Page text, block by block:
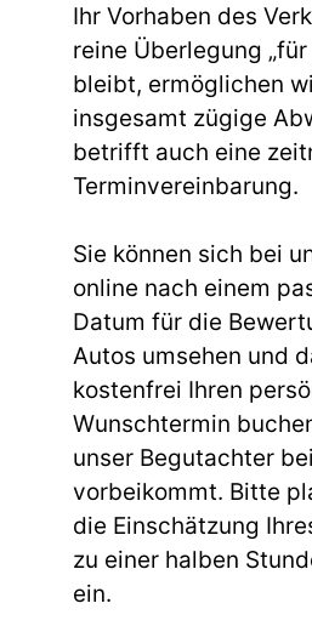
Ihr Vorhaben des
reine Überlegung
bleibt, ermöglichen
insgesamt zügige
betrifft auch eine
Terminvereinbarung.
Sie können sich bei
online nach einem
Datum für die
Autos umsehen und
kostenfrei Ihren
Wunschtermin
unser Begutachter
vorbeikommt. Bitte
die Einschätzung
zu einer halben
ein.